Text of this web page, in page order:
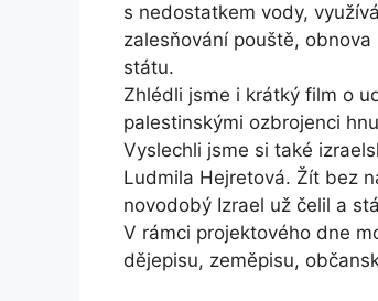
s nedostatkem vody,
zalesňování pouště,
státu.
Zhlédli jsme i krátký film o
palestinskými ozbrojenci
Vyslechli jsme si také
Ludmila Hejretová. Žít bez
novodobý Izrael už čelil a
V rámci projektového dne
dějepisu, zeměpisu,